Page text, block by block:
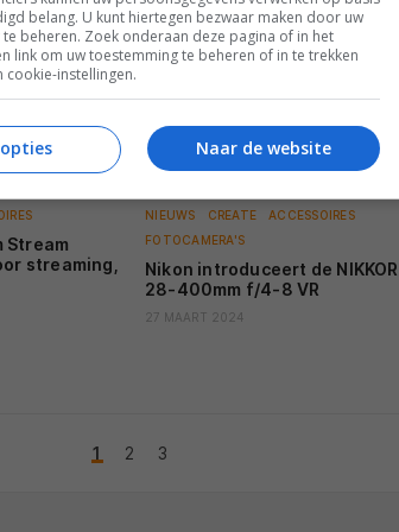
Stream
streaming,
NIEUWS CREATE
ACCESSOIRES
FOTOCAMERA'S
Nikon introduceert de
28-400mm f/4-8 VR
27 MAART 2024
1 2 3
belang. U kunt hiertegen bezwaar maken door uw
beheren. Zoek onderaan deze pagina of in het
link om uw toestemming te beheren of in te trekken
cookie-instellingen.
Naar de website